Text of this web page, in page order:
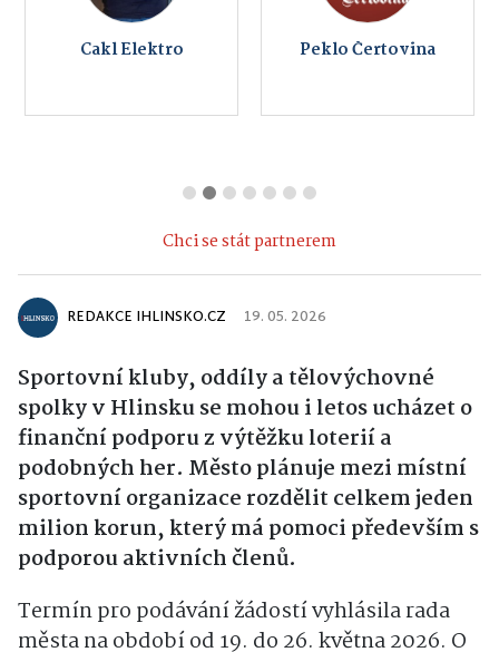
Cakl Elektro Peklo Čertovina
Chci se stát partnerem
REDAKCE IHLINSKO.CZ 19. 05. 2026
Sportovní kluby, oddíly a tělovýchovné
spolky v Hlinsku se mohou i letos ucházet o
finanční podporu z výtěžku loterií a
podobných her. Město plánuje mezi místní
sportovní organizace rozdělit celkem jeden
milion korun, který má pomoci především s
podporou aktivních členů.
Termín pro podávání žádostí vyhlásila rada
města na období od 19. do 26. května 2026. O